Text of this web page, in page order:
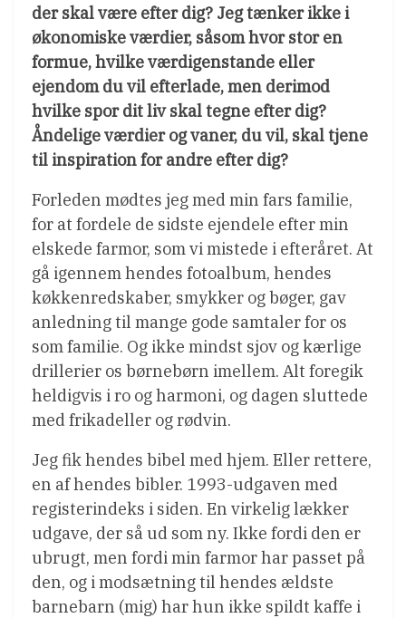
der skal være efter dig? Jeg tænker ikke i
økonomiske værdier, såsom hvor stor en
formue, hvilke værdigenstande eller
ejendom du vil efterlade, men derimod
hvilke spor dit liv skal tegne efter dig?
Åndelige værdier og vaner, du vil, skal tjene
til inspiration for andre efter dig?
Forleden mødtes jeg med min fars familie,
for at fordele de sidste ejendele efter min
elskede farmor, som vi mistede i efteråret. At
gå igennem hendes fotoalbum, hendes
køkkenredskaber, smykker og bøger, gav
anledning til mange gode samtaler for os
som familie. Og ikke mindst sjov og kærlige
drillerier os børnebørn imellem. Alt foregik
heldigvis i ro og harmoni, og dagen sluttede
med frikadeller og rødvin.
Jeg fik hendes bibel med hjem. Eller rettere,
en af hendes bibler. 1993-udgaven med
registerindeks i siden. En virkelig lækker
udgave, der så ud som ny. Ikke fordi den er
ubrugt, men fordi min farmor har passet på
den, og i modsætning til hendes ældste
barnebarn (mig) har hun ikke spildt kaffe i